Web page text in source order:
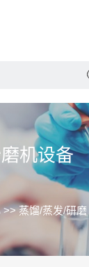
机设备
>>蒸馏/蒸发/研磨